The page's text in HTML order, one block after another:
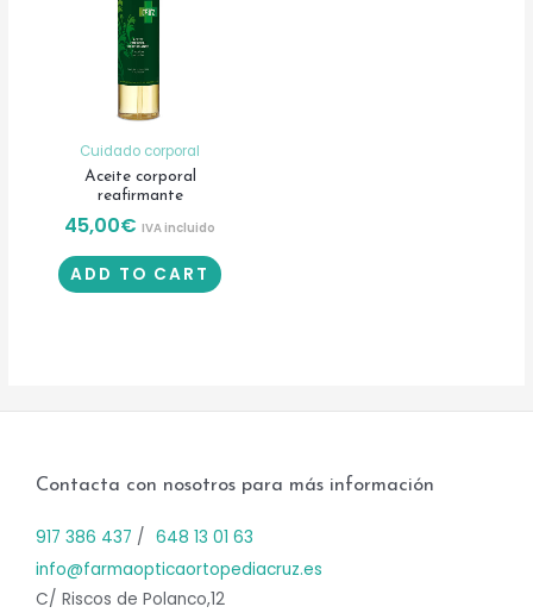
Cuidado corporal
Aceite corporal
reafirmante
45,00€ IVA incluido
ADD TO CART
Contacta con nosotros para más información
917 386 437 / 648 13 01 63
info@farmaopticaortopediacruz.es
C/ Riscos de Polanco,12